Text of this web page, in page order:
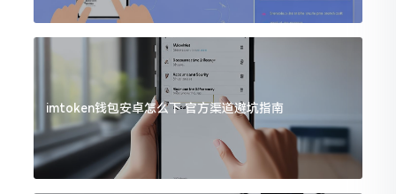
imtoken钱包安卓怎么下 官方渠道避坑指南